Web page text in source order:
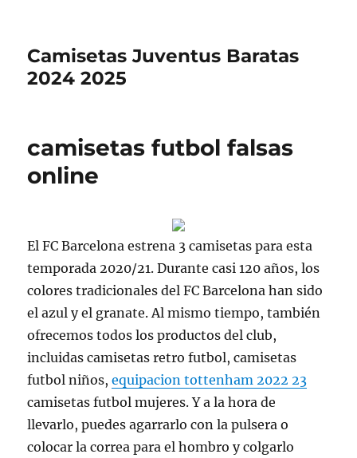
Camisetas Juventus Baratas
2024 2025
camisetas futbol falsas
online
El FC Barcelona estrena 3 camisetas para esta
temporada 2020/21. Durante casi 120 años, los
colores tradicionales del FC Barcelona han sido
el azul y el granate. Al mismo tiempo, también
ofrecemos todos los productos del club,
incluidas camisetas retro futbol, camisetas
futbol niños,equipacion tottenham 2022 23
camisetas futbol mujeres. Y a la hora de
llevarlo, puedes agarrarlo con la pulsera o
colocar la correa para el hombro y colgarlo